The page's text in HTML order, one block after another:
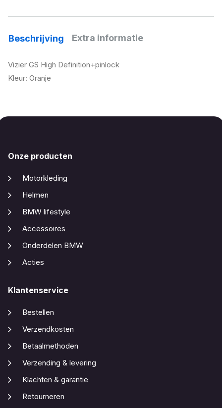
Beschrijving Extra informatie
Vizier GS High Definition+pinlock
Kleur: Oranje
Onze producten
Motorkleding
Helmen
BMW lifestyle
Accessoires
Onderdelen BMW
Acties
Klantenservice
Bestellen
Verzendkosten
Betaalmethoden
Verzending & levering
Klachten & garantie
Retourneren